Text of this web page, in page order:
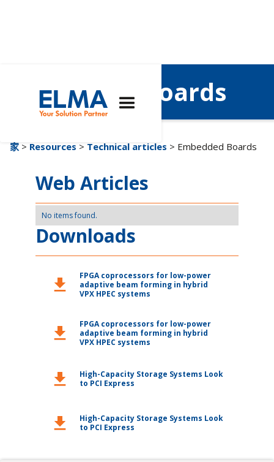
Embedded Boards
家 > Resources > Technical articles > Embedded Boards
Web Articles
No items found.
Downloads
download
FPGA coprocessors for low-power
adaptive beam forming in hybrid
VPX HPEC systems
download
FPGA coprocessors for low-power
adaptive beam forming in hybrid
VPX HPEC systems
download
High-Capacity Storage Systems Look
to PCI Express
download
High-Capacity Storage Systems Look
to PCI Express